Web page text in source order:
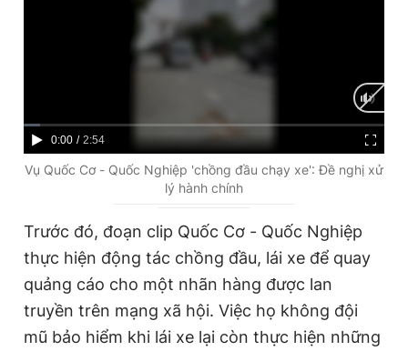
C
u
T
0:00 / D
u
a
t
n
2:54
Vụ Quốc Cơ - Quốc Nghiệp 'chồng đầu chạy xe': Đề nghị xử
lý hành chính
Trước đó, đoạn clip Quốc Cơ - Quốc Nghiệp
thực hiện động tác chồng đầu, lái xe để quay
quảng cáo cho một nhãn hàng được lan
truyền trên mạng xã hội. Việc họ không đội
mũ bảo hiểm khi lái xe lại còn thực hiện những